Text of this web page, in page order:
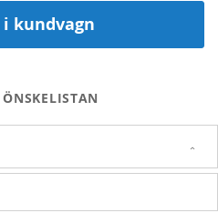
kundvagn